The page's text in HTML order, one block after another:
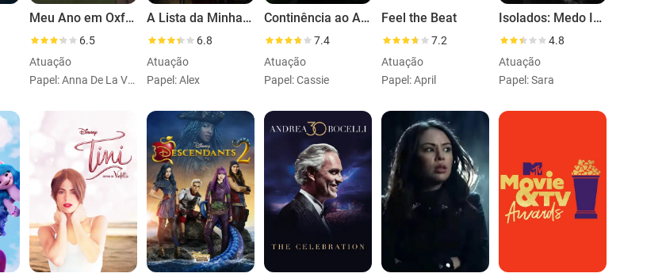
Meu Ano em Oxford
6.5
Atuação
Papel: Anna De La Vega
A Lista da Minha Vida
6.8
Atuação
Papel: Alex
Continência ao Amor
7.4
Atuação
Papel: Cassie
Feel the Beat
7.2
Atuação
Papel: April
Isolados: Medo Invisível
4.8
Atuação
Papel: Sara